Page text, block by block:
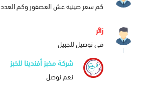
كم سعر صينيه عش العصفور وكم العدد
زائر
في توصيل للجبيل
شركة مخبز أفندينا للخبز
نعم نوصل